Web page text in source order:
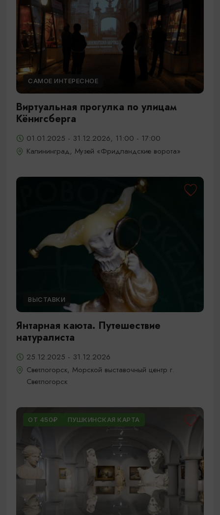
САМОЕ ИНТЕРЕСНОЕ
Виртуальная прогулка по улицам
Кёнигсберга
01.01.2025 - 31.12.2026, 11:00 - 17:00
Калининград, Музей «Фридландские ворота»
ВЫСТАВКИ
Янтарная каюта. Путешествие
натуралиста
25.12.2025 - 31.12.2026
Светлогорск, Морской выставочный центр г.
Светлогорск
ОТ 450₽ ПУШКИНСКАЯ КАРТА